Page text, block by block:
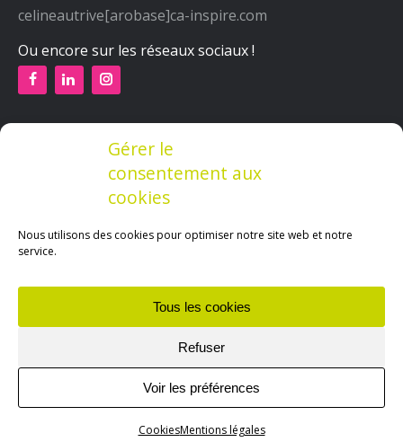
Gérer le
consentement aux
cookies
Nous utilisons des cookies pour optimiser notre site web et notre
service.
Tous les cookies
Refuser
Voir les préférences
CookiesMentions légales
celineautrive[arobase]ca-inspire.com
Ou encore sur les réseaux sociaux !
inspire - Tous droits réservés. Site réalisé par CA-inspire.